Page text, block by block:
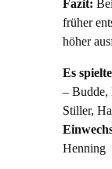
Fazit:
früher
höher
Es
– Budde,
Stiller,
Henning